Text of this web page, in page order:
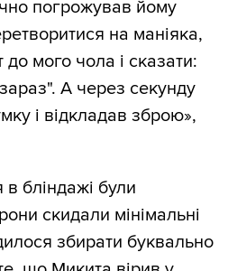
погрожував йому
на маніяка,
до мого чола і сказати:
А через секунду
і відкладав зброю»,
бліндажі були
скидали мінімальні
збирати буквально